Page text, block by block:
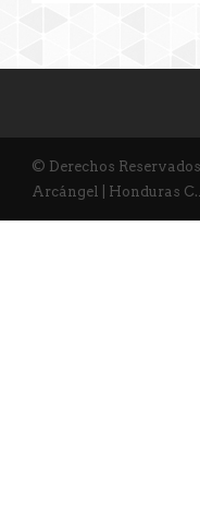
© Derechos
Arcángel | Honduras